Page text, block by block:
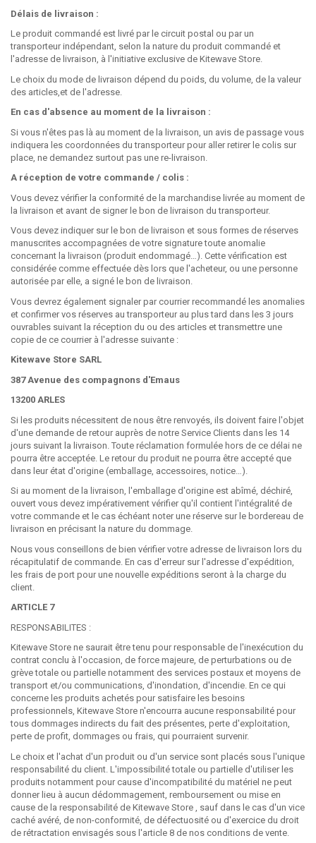
Délais de livraison :
Le produit commandé est livré par le circuit postal ou par un
transporteur indépendant, selon la nature du produit commandé et
l'adresse de livraison, à l'initiative exclusive de Kitewave Store.
Le choix du mode de livraison dépend du poids, du volume, de la valeur
des articles,et de l'adresse.
En cas d'absence au moment de la livraison :
Si vous n'êtes pas là au moment de la livraison, un avis de passage vous
indiquera les coordonnées du transporteur pour aller retirer le colis sur
place, ne demandez surtout pas une re-livraison.
A réception de votre commande / colis :
Vous devez vérifier la conformité de la marchandise livrée au moment de
la livraison et avant de signer le bon de livraison du transporteur.
Vous devez indiquer sur le bon de livraison et sous formes de réserves
manuscrites accompagnées de votre signature toute anomalie
concernant la livraison (produit endommagé…). Cette vérification est
considérée comme effectuée dès lors que l'acheteur, ou une personne
autorisée par elle, a signé le bon de livraison.
Vous devrez également signaler par courrier recommandé les anomalies
et confirmer vos réserves au transporteur au plus tard dans les 3 jours
ouvrables suivant la réception du ou des articles et transmettre une
copie de ce courrier à l'adresse suivante :
Kitewave Store SARL
387 Avenue des compagnons d'Emaus
13200 ARLES
Si les produits nécessitent de nous être renvoyés, ils doivent faire l'objet
d'une demande de retour auprès de notre Service Clients dans les 14
jours suivant la livraison. Toute réclamation formulée hors de ce délai ne
pourra être acceptée. Le retour du produit ne pourra être accepté que
dans leur état d'origine (emballage, accessoires, notice…).
Si au moment de la livraison, l'emballage d'origine est abîmé, déchiré,
ouvert vous devez impérativement vérifier qu'il contient l'intégralité de
votre commande et le cas échéant noter une réserve sur le bordereau de
livraison en précisant la nature du dommage.
Nous vous conseillons de bien vérifier votre adresse de livraison lors du
récapitulatif de commande. En cas d'erreur sur l'adresse d'expédition,
les frais de port pour une nouvelle expéditions seront à la charge du
client.
ARTICLE 7
RESPONSABILITES :
Kitewave Store ne saurait être tenu pour responsable de l'inexécution du
contrat conclu à l'occasion, de force majeure, de perturbations ou de
grève totale ou partielle notamment des services postaux et moyens de
transport et/ou communications, d'inondation, d'incendie. En ce qui
concerne les produits achetés pour satisfaire les besoins
professionnels, Kitewave Store n'encourra aucune responsabilité pour
tous dommages indirects du fait des présentes, perte d'exploitation,
perte de profit, dommages ou frais, qui pourraient survenir.
Le choix et l'achat d'un produit ou d'un service sont placés sous l'unique
responsabilité du client. L'impossibilité totale ou partielle d'utiliser les
produits notamment pour cause d'incompatibilité du matériel ne peut
donner lieu à aucun dédommagement, remboursement ou mise en
cause de la responsabilité de Kitewave Store , sauf dans le cas d'un vice
caché avéré, de non-conformité, de défectuosité ou d'exercice du droit
de rétractation envisagés sous l'article 8 de nos conditions de vente.